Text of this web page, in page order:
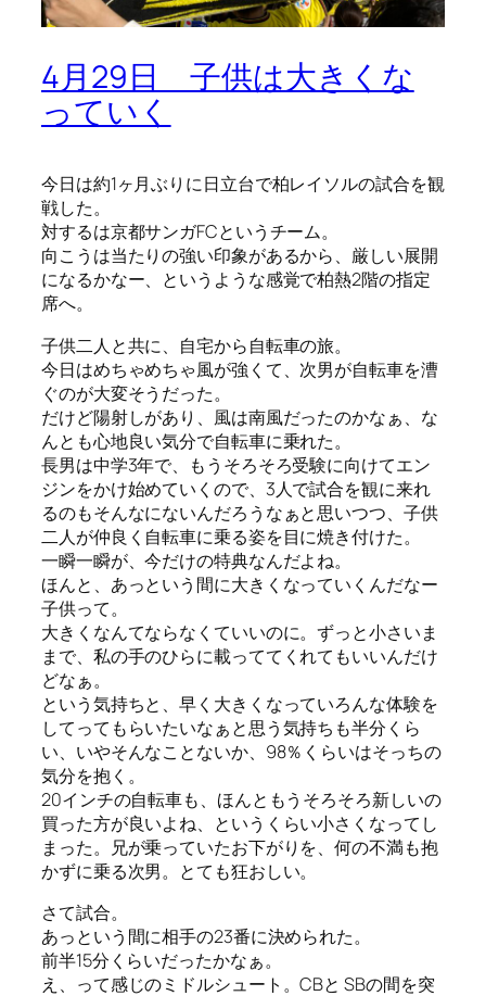
4月29日 子供は大きくな
っていく
今日は約1ヶ月ぶりに日立台で柏レイソルの試合を観
戦した。
対するは京都サンガFCというチーム。
向こうは当たりの強い印象があるから、厳しい展開
になるかなー、というような感覚で柏熱2階の指定
席へ。
子供二人と共に、自宅から自転車の旅。
今日はめちゃめちゃ風が強くて、次男が自転車を漕
ぐのが大変そうだった。
だけど陽射しがあり、風は南風だったのかなぁ、な
んとも心地良い気分で自転車に乗れた。
長男は中学3年で、もうそろそろ受験に向けてエン
ジンをかけ始めていくので、3人で試合を観に来れ
るのもそんなにないんだろうなぁと思いつつ、子供
二人が仲良く自転車に乗る姿を目に焼き付けた。
一瞬一瞬が、今だけの特典なんだよね。
ほんと、あっという間に大きくなっていくんだなー
子供って。
大きくなんてならなくていいのに。ずっと小さいま
まで、私の手のひらに載っててくれてもいいんだけ
どなぁ。
という気持ちと、早く大きくなっていろんな体験を
してってもらいたいなぁと思う気持ちも半分くら
い、いやそんなことないか、98％くらいはそっちの
気分を抱く。
20インチの自転車も、ほんともうそろそろ新しいの
買った方が良いよね、というくらい小さくなってし
まった。兄が乗っていたお下がりを、何の不満も抱
かずに乗る次男。とても狂おしい。
さて試合。
あっという間に相手の23番に決められた。
前半15分くらいだったかなぁ。
え、って感じのミドルシュート。CBと SBの間を突